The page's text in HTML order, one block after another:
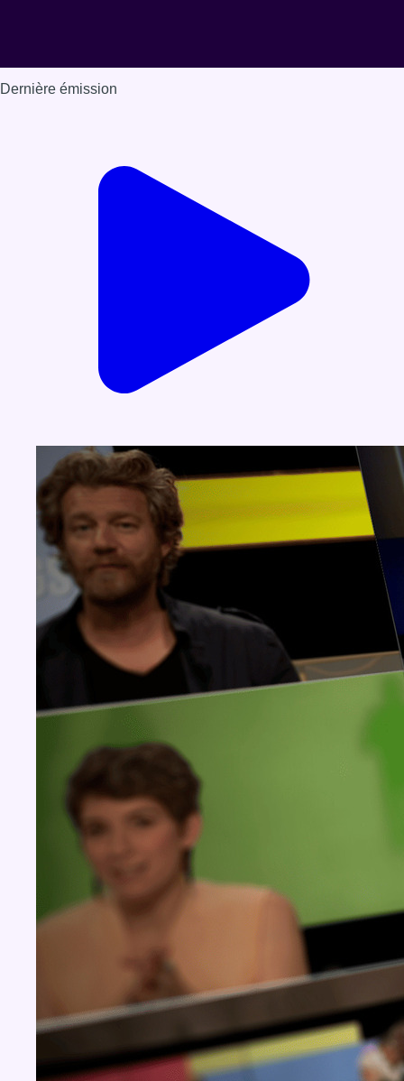
Dernière émission